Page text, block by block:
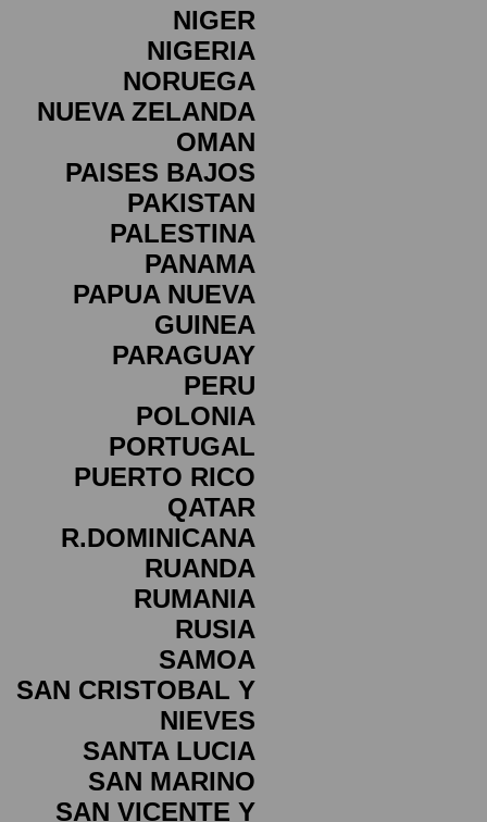
NIGER
NIGERIA
NORUEGA
NUEVA ZELANDA
OMAN
PAISES BAJOS
PAKISTAN
PALESTINA
PANAMA
PAPUA NUEVA
GUINEA
PARAGUAY
PERU
POLONIA
PORTUGAL
PUERTO RICO
QATAR
R.DOMINICANA
RUANDA
RUMANIA
RUSIA
SAMOA
SAN CRISTOBAL Y
NIEVES
SANTA LUCIA
SAN MARINO
SAN VICENTE Y